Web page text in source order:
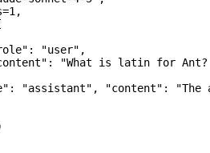
=1 ,
[
: "user" ,
: "What is latin for Ant?
: "assistant" , "content" : "The